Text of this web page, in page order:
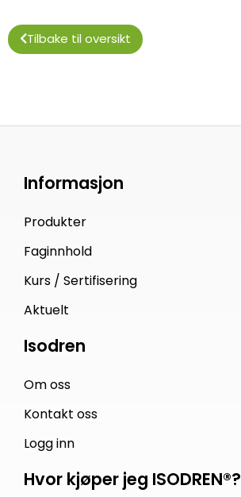
Tilbake til oversikt
Informasjon
Produkter
Faginnhold
Kurs / Sertifisering
Aktuelt
Isodren
Om oss
Kontakt oss
Logg inn
Hvor kjøper jeg ISODREN®?